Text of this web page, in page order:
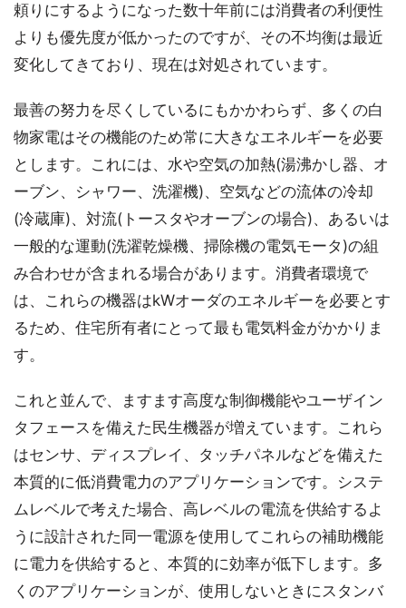
頼りにするようになった数十年前には消費者の利便性
よりも優先度が低かったのですが、その不均衡は最近
変化してきており、現在は対処されています。
最善の努力を尽くしているにもかかわらず、多くの白
物家電はその機能のため常に大きなエネルギーを必要
とします。これには、水や空気の加熱(湯沸かし器、オ
ーブン、シャワー、洗濯機)、空気などの流体の冷却
(冷蔵庫)、対流(トースタやオーブンの場合)、あるいは
一般的な運動(洗濯乾燥機、掃除機の電気モータ)の組
み合わせが含まれる場合があります。消費者環境で
は、これらの機器はkWオーダのエネルギーを必要とす
るため、住宅所有者にとって最も電気料金がかかりま
す。
これと並んで、ますます高度な制御機能やユーザイン
タフェースを備えた民生機器が増えています。これら
はセンサ、ディスプレイ、タッチパネルなどを備えた
本質的に低消費電力のアプリケーションです。システ
ムレベルで考えた場合、高レベルの電流を供給するよ
うに設計された同一電源を使用してこれらの補助機能
に電力を供給すると、本質的に効率が低下します。多
くのアプリケーションが、使用しないときにスタンバ